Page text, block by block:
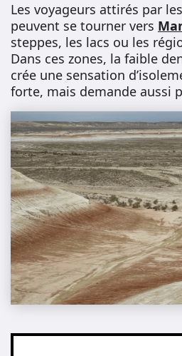
Les voyageurs attirés par
peuvent se tourner vers
steppes, les lacs ou les
Dans ces zones, la faible
crée une sensation
forte, mais demande aussi